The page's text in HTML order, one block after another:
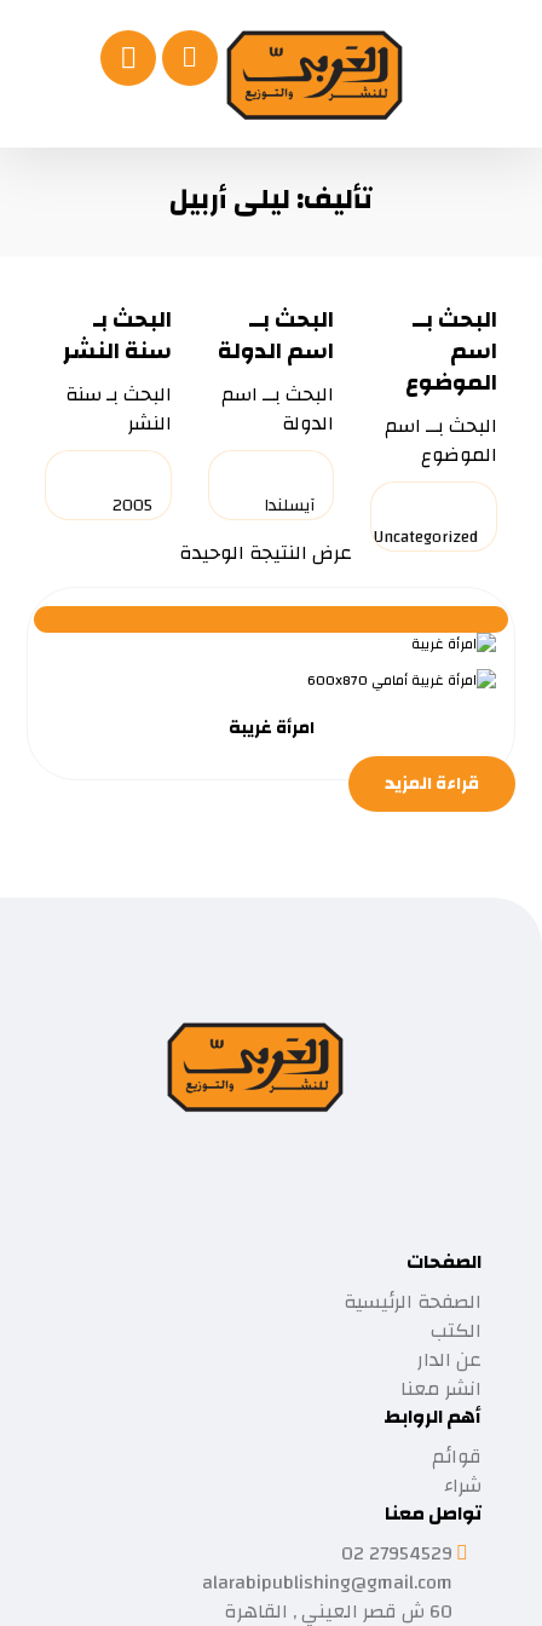
تأليف: ليلى أربيل
البحث بــ
اسم
الموضوع
البحث بــ اسم
الموضوع
البحث بــ
اسم الدولة
البحث بــ اسم
الدولة
البحث بـ
سنة النشر
البحث بـ سنة
النشر
عرض النتيجة الوحيدة
امرأة غريبة
قراءة المزيد
الصفحات
الصفحة الرئيسية
الكتب
عن الدار
انشر معنا
أهم الروابط
قوائم
شراء
تواصل معنا
27954529 02
alarabipublishing@gmail.com
60 ش قصر العيني , القاهرة